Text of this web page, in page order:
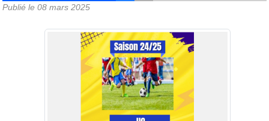
Publié le 08 mars 2025